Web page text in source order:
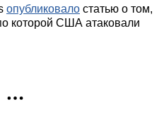
опубликовало статью о том,
которой США атаковали